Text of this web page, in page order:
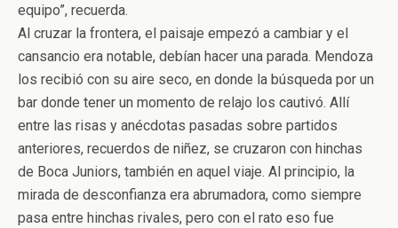
equipo”, recuerda.
Al cruzar la frontera, el paisaje empezó a cambiar y el
cansancio era notable, debían hacer una parada. Mendoza
los recibió con su aire seco, en donde la búsqueda por un
bar donde tener un momento de relajo los cautivó. Allí
entre las risas y anécdotas pasadas sobre partidos
anteriores, recuerdos de niñez, se cruzaron con hinchas
de Boca Juniors, también en aquel viaje. Al principio, la
mirada de desconfianza era abrumadora, como siempre
pasa entre hinchas rivales, pero con el rato eso fue